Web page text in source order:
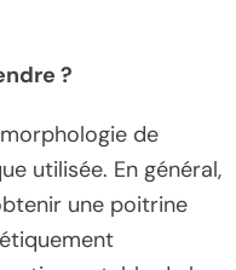
?
de
utilisée. En général,
une poitrine